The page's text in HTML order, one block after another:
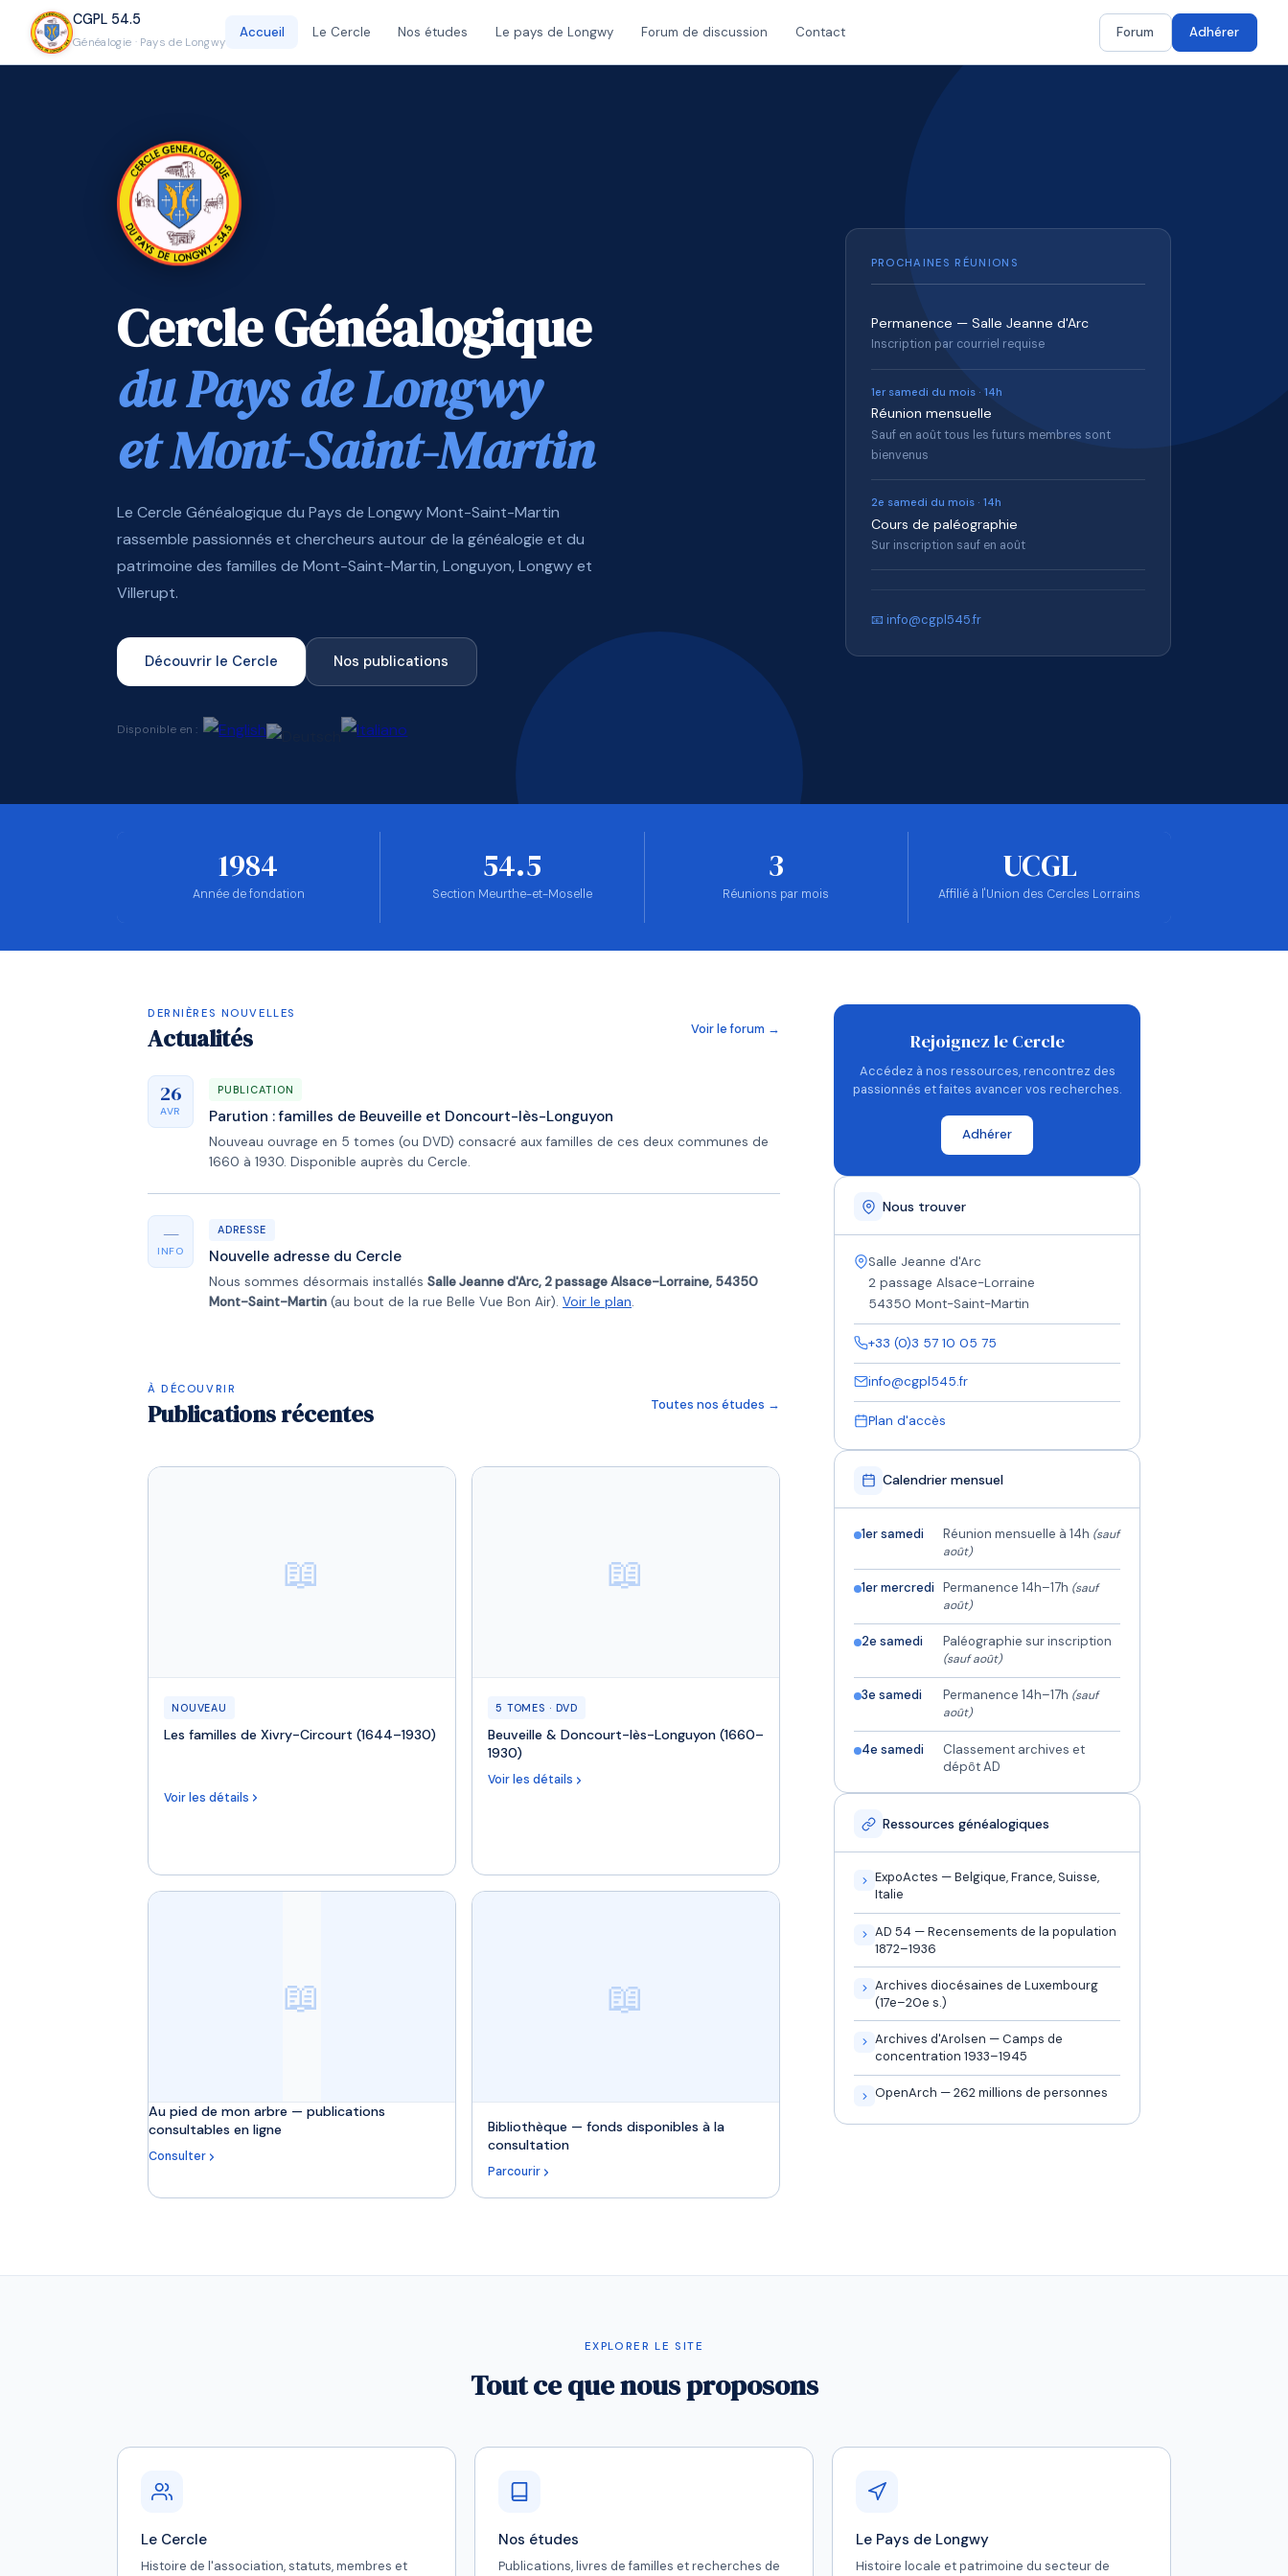
CGPL 54.5
Généalogie · Pays de Longwy
Accueil Le Cercle Nos études Le pays de Longwy Forum de discussion Contact Forum Adhérer
Cercle Généalogique
du Pays de Longwy
et Mont-Saint-Martin
Le Cercle Généalogique du Pays de Longwy Mont-Saint-Martin
rassemble passionnés et chercheurs autour de la généalogie et du
patrimoine des familles de Mont-Saint-Martin, Longuyon, Longwy et
Villerupt.
Découvrir le Cercle Nos publications
Disponible en :
PROCHAINES RÉUNIONS
Permanence — Salle Jeanne d'Arc
Inscription par courriel requise
1er samedi du mois · 14h
Réunion mensuelle
Sauf en août tous les futurs membres sont
bienvenus
2e samedi du mois · 14h
Cours de paléographie
Sur inscription sauf en août
📧 info@cgpl545.fr
1984
Année de fondation
54.5
Section Meurthe-et-Moselle
3
Réunions par mois
UCGL
Affilié à l'Union des Cercles Lorrains
DERNIÈRES NOUVELLES
Actualités Voir le forum →
26
AVR
PUBLICATION
Parution : familles de Beuveille et Doncourt-lès-Longuyon
Nouveau ouvrage en 5 tomes (ou DVD) consacré aux familles de ces deux communes de
1660 à 1930. Disponible auprès du Cercle.
—
INFO
ADRESSE
Nouvelle adresse du Cercle
Nous sommes désormais installés Salle Jeanne d'Arc, 2 passage Alsace-Lorraine, 54350
Mont-Saint-Martin (au bout de la rue Belle Vue Bon Air). Voir le plan.
À DÉCOUVRIR
Publications récentes Toutes nos études →
📖
NOUVEAU
Les familles de Xivry-Circourt (1644–1930)
Voir les détails
📖
5 TOMES · DVD
Beuveille & Doncourt-lès-Longuyon (1660–
1930)
Voir les détails
📖
Au pied de mon arbre — publications
consultables en ligne
Consulter
📖
Bibliothèque — fonds disponibles à la
consultation
Parcourir
Rejoignez le Cercle
Accédez à nos ressources, rencontrez des
passionnés et faites avancer vos recherches.
Adhérer
Nous trouver
Salle Jeanne d'Arc
2 passage Alsace-Lorraine
54350 Mont-Saint-Martin
+33 (0)3 57 10 05 75
info@cgpl545.fr
Plan d'accès
Calendrier mensuel
1er samedi Réunion mensuelle à 14h (sauf
août)
1er mercredi Permanence 14h–17h (sauf
août)
2e samedi Paléographie sur inscription
(sauf août)
3e samedi Permanence 14h–17h (sauf
août)
4e samedi
Classement archives et
dépôt AD
Ressources généalogiques
ExpoActes — Belgique, France, Suisse,
Italie
AD 54 — Recensements de la population
1872–1936
Archives diocésaines de Luxembourg
(17e–20e s.)
Archives d'Arolsen — Camps de
concentration 1933–1945
OpenArch — 262 millions de personnes
EXPLORER LE SITE
Tout ce que nous proposons
Le Cercle
Histoire de l'association, statuts, membres et
Nos études
Publications, livres de familles et recherches de
Le Pays de Longwy
Histoire locale et patrimoine du secteur de